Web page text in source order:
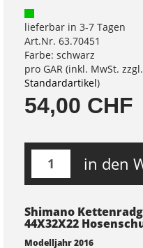
lieferbar in 3-7 Tagen
Art.Nr. 63.70451
Farbe: schwarz
pro GAR (inkl. MwSt. zzgl.
Standardartikel)
54,00 CHF
in den
Shimano
44X32X22
Modelljahr 2016